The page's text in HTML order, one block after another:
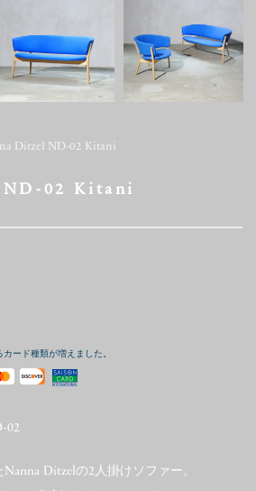
Ditzel ND-02 Kitani
02 Kitani
ード種類が増えました。
02
Ditzelの2人掛けソファー。